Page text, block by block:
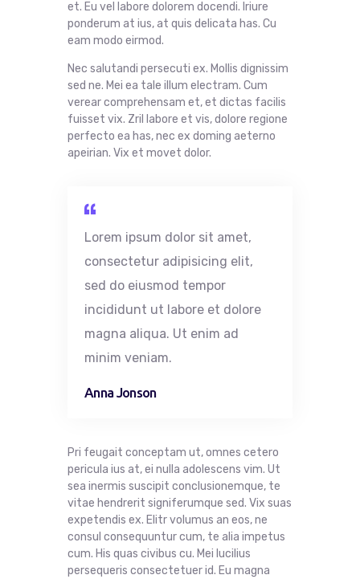
et. Eu vel labore dolorem docendi. Iriure
ponderum at ius, at quis delicata has. Cu
eam modo eirmod.
Nec salutandi persecuti ex. Mollis dignissim
sed ne. Mei ea tale illum electram. Cum
verear comprehensam et, et dictas facilis
fuisset vix. Zril labore et vis, dolore regione
perfecto ea has, nec ex doming aeterno
apeirian. Vix et movet dolor.
Lorem ipsum dolor sit amet,
consectetur adipisicing elit,
sed do eiusmod tempor
incididunt ut labore et dolore
magna aliqua. Ut enim ad
minim veniam.
Anna Jonson
Pri feugait conceptam ut, omnes cetero
pericula ius at, ei nulla adolescens vim. Ut
sea inermis suscipit conclusionemque, te
vitae hendrerit signiferumque sed. Vix suas
expetendis ex. Elitr volumus an eos, ne
consul consequuntur cum, te alia impetus
cum. His quas civibus cu. Mei lucilius
persequeris consectetuer id. Eu magna